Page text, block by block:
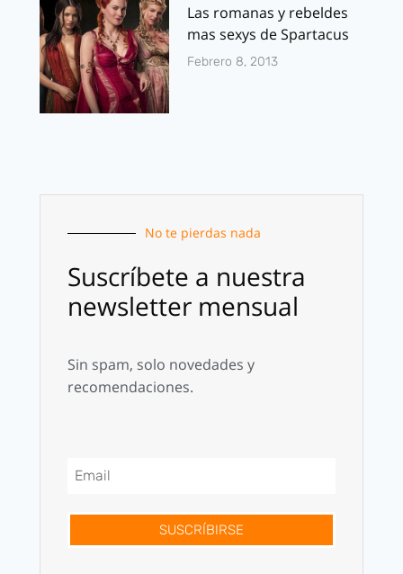
Las romanas y rebeldes
mas sexys de Spartacus
Febrero 8, 2013
No te pierdas nada
Suscríbete a nuestra
newsletter mensual
Sin spam, solo novedades y
recomendaciones.
SUSCRÍBIRSE